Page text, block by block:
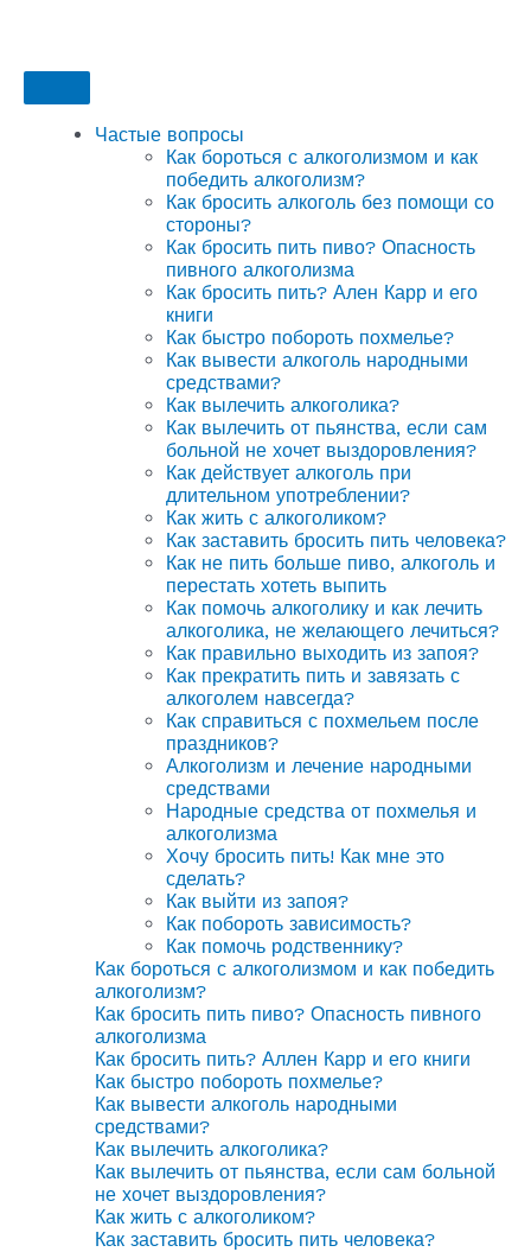
Частые вопросы
Как бороться с алкоголизмом и как
победить алкоголизм?
Как бросить алкоголь без помощи со
стороны?
Как бросить пить пиво? Опасность
пивного алкоголизма
Как бросить пить? Ален Карр и его
книги
Как быстро побороть похмелье?
Как вывести алкоголь народными
средствами?
Как вылечить алкоголика?
Как вылечить от пьянства, если сам
больной не хочет выздоровления?
Как действует алкоголь при
длительном употреблении?
Как жить с алкоголиком?
Как заставить бросить пить человека?
Как не пить больше пиво, алкоголь и
перестать хотеть выпить
Как помочь алкоголику и как лечить
алкоголика, не желающего лечиться?
Как правильно выходить из запоя?
Как прекратить пить и завязать с
алкоголем навсегда?
Как справиться с похмельем после
праздников?
Алкоголизм и лечение народными
средствами
Народные средства от похмелья и
алкоголизма
Хочу бросить пить! Как мне это
сделать?
Как выйти из запоя?
Как побороть зависимость?
Как помочь родственнику?
Как бороться с алкоголизмом и как победить
алкоголизм?
Как бросить пить пиво? Опасность пивного
алкоголизма
Как бросить пить? Аллен Карр и его книги
Как быстро побороть похмелье?
Как вывести алкоголь народными
средствами?
Как вылечить алкоголика?
Как вылечить от пьянства, если сам больной
не хочет выздоровления?
Как жить с алкоголиком?
Как заставить бросить пить человека?